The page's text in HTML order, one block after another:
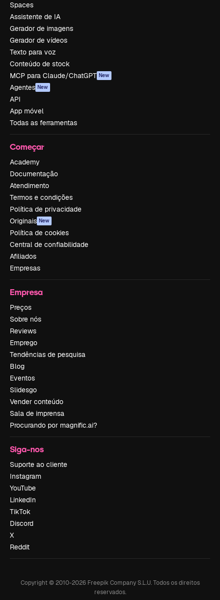
Spaces
Assistente de IA
Gerador de imagens
Gerador de vídeos
Texto para voz
Conteúdo de stock
MCP para Claude/ChatGPT New
Agentes New
API
App móvel
Todas as ferramentas
Começar
Academy
Documentação
Atendimento
Termos e condições
Política de privacidade
Originais New
Política de cookies
Central de confiabilidade
Afiliados
Empresas
Empresa
Preços
Sobre nós
Reviews
Emprego
Tendências de pesquisa
Blog
Eventos
Slidesgo
Vender conteúdo
Sala de imprensa
Procurando por magnific.ai?
Siga-nos
Suporte ao cliente
Instagram
YouTube
LinkedIn
TikTok
Discord
X
Reddit
Copyright © 2010-2026Freepik Company S.L.U. Todos os direitos
reservados.